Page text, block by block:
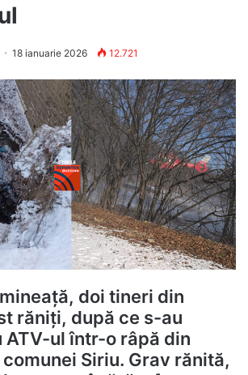
18 ianuarie 2026 12.721
doi tineri din
răniți, după ce s-au
ATV-ul într-o râpă din
Siriu. Grav rănită,